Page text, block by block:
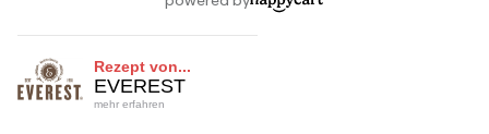
Rezept von...
EVEREST
mehr erfahren